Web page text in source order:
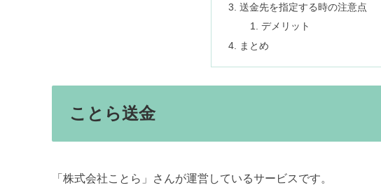
送金先を指定する時の注意点
デメリット
まとめ
ことら送金
「株式会社ことら」さんが運営しているサービスです。